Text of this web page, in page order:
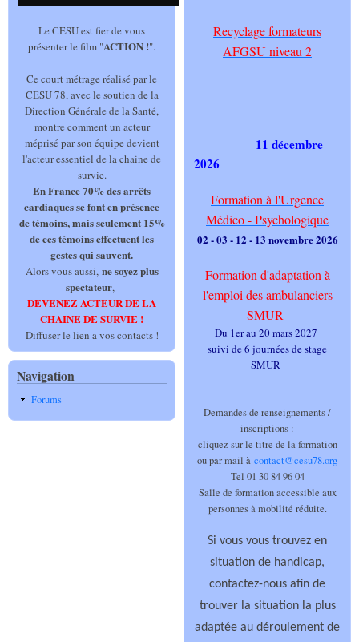
Le CESU est fier de vous
présenter le film "ACTION !".
Ce court métrage réalisé par le
CESU 78, avec le soutien de la
Direction Générale de la Santé,
montre comment un acteur
méprisé par son équipe devient
l'acteur essentiel de la chaine de
survie.
En France 70% des arrêts
cardiaques se font en présence
de témoins, mais seulement 15%
de ces témoins effectuent les
gestes qui sauvent.
Alors vous aussi, ne soyez plus
spectateur,
DEVENEZ ACTEUR DE LA
CHAINE DE SURVIE !
Diffuser le lien a vos contacts !
Navigation
Forums
Recyclage formateurs
AFGSU niveau 2
11 décembre
2026
Formation à l'Urgence
Médico - Psychologique
02 - 03 - 12 - 13 novembre 2026
Formation d'adaptation à
l'emploi des ambulanciers
SMUR
Du 1er au 20 mars 2027
suivi de 6 journées de stage
SMUR
Demandes de renseignements /
inscriptions :
cliquez sur le titre de la formation
ou par mail à contact@cesu78.org
Tel 01 30 84 96 04
Salle de formation accessible aux
personnes à mobilité réduite.
Si vous vous trouvez en
situation de handicap,
contactez-nous afin de
trouver la situation la plus
adaptée au déroulement de